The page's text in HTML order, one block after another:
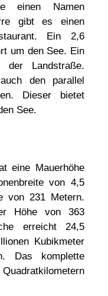
einen Namen
gibt es einen
Ein 2,6
um den See. Ein
Landstraße.
den parallel
Dieser bietet
See.
eine Mauerhöhe
von 4,5
von 231 Metern.
Höhe von 363
erreicht 24,5
Kubikmeter
Das komplette